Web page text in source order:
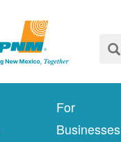
For
Businesses